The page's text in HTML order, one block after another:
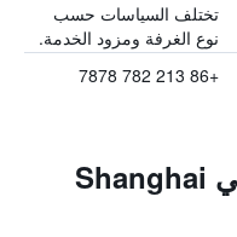
تختلف السياسات حسب
نوع الغرفة ومزود الخدمة.
+86 213 782 7878
المزايا ووسائل الراحة في Shanghai